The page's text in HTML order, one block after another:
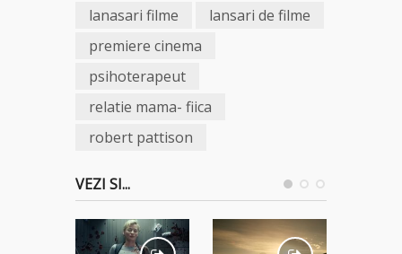
lanasari filme
lansari de filme
premiere cinema
psihoterapeut
relatie mama- fiica
robert pattison
VEZI SI...